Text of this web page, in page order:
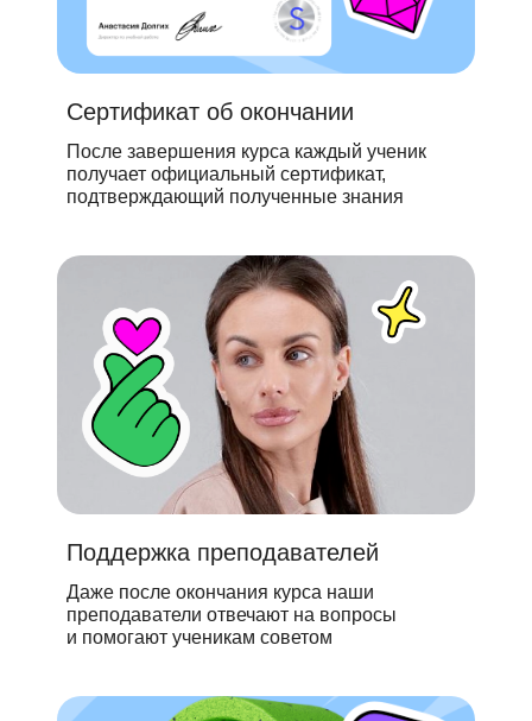
Сертификат об окончании
После завершения курса каждый ученик
получает официальный сертификат,
подтверждающий полученные знания
Поддержка преподавателей
Даже после окончания курса наши
преподаватели отвечают на вопросы
и помогают ученикам советом